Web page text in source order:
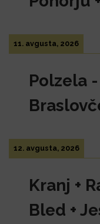
11. avgusta, 2026
Polzela
12. avgusta, 2026
Kranj +
Bled +